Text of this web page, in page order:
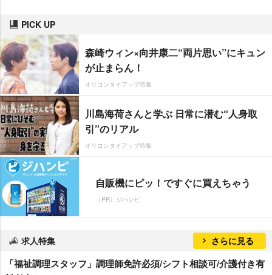
PICK UP
森崎ウィン×向井康二“両片思い”にキュン
が止まらん！
オリコンタイアップ特集
川島海荷さんと学ぶ 日常に潜む“人身取
引”のリアル
オリコンタイアップ特集
自販機にピッ！ですぐに買えちゃう
（PR）ジハンピ
求人特集 さらに見る
「福祉調理スタッフ」調理師免許必須/シフト相談可/介護付き有